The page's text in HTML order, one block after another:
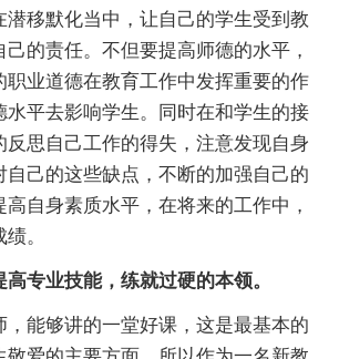
潜移默化当中，让自己的学生受到教
的责任。不但要提高师德的水平，
职业道德在教育工作中发挥重要的作
水平去影响学生。同时在和学生的接
反思自己工作的得失，注意发现自身
自己的这些缺点，不断的加强自己的
自身素质水平，在将来的工作中，
。
专业技能，练就过硬的本领。
，能够讲的一堂好课，这是最基本的